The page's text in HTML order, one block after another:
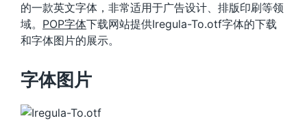
的一款英文字体，非常适用于广告设计、排版印刷等领
域。 POP字体下载网站提供Iregula-To.otf字体的下载
和字体图片的展示。
字体图片